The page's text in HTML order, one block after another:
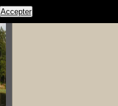
Accepter